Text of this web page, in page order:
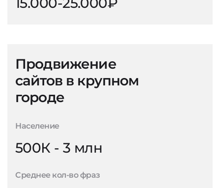
Продвижение
сайтов в крупном
городе
Население
500К - 3 млн
Среднее кол-во фраз